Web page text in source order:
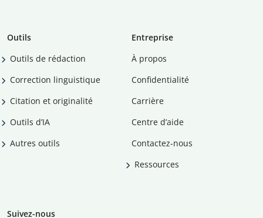
Outils
Outils de rédaction
Correction linguistique
Citation et originalité
Outils d’IA
Autres outils
Entreprise
À propos
Confidentialité
Carrière
Centre d’aide
Contactez-nous
Ressources
Suivez-nous